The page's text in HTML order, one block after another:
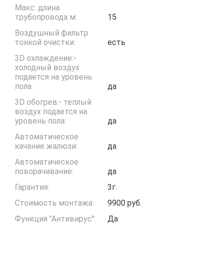
Макс. длина
трубопровода м:
15
Воздушный фильтр
тонкой очистки:
есть
3D охлаждение:-
холодный воздух
подается на уровень
пола:
да
3D обогрев:- теплый
воздух подается на
уровень пола:
да
Автоматическое
качание жалюзи:
да
Автоматическое
поворачивание:
да
Гарантия:
3г.
Стоимость монтажа:
9900 руб.
Функция "Антивирус":
Да